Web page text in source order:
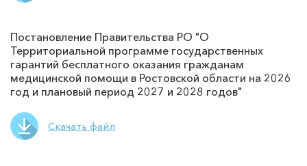
Постановление Правительства РО "О
Территориальной программе государственных
гарантий бесплатного оказания гражданам
медицинской помощи в Ростовской области на 2026
год и плановый период 2027 и 2028 годов"
Скачать файл